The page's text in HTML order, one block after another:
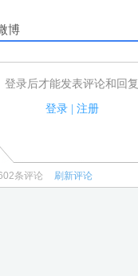
博
登录后才能发表评论和回复
登录| 注册
以发表评论了！
条评论 刷新评论